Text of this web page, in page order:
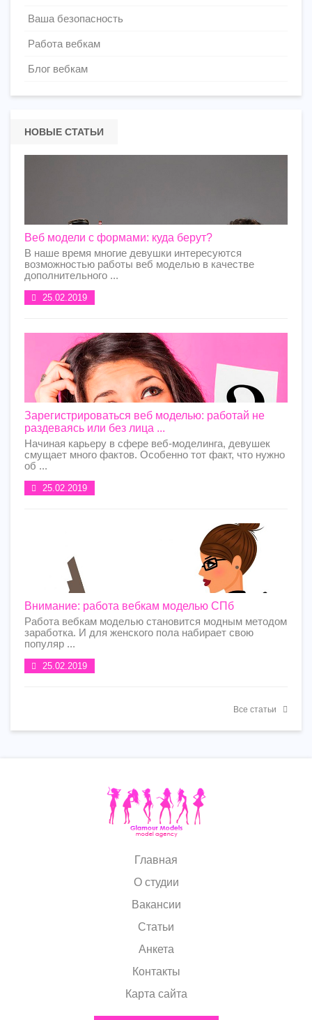
Ваша безопасность
Работа вебкам
Блог вебкам
НОВЫЕ СТАТЬИ
Веб модели с формами: куда берут?
В наше время многие девушки интересуются
возможностью работы веб моделью в качестве
дополнительного ...
25.02.2019
Зарегистрироваться веб моделью: работай не
раздеваясь или без лица ...
Начиная карьеру в сфере веб-моделинга, девушек
смущает много фактов. Особенно тот факт, что нужно
об ...
25.02.2019
Внимание: работа вебкам моделью СПб
Работа вебкам моделью становится модным методом
заработка. И для женского пола набирает свою
популяр ...
25.02.2019
Все статьи
Главная
О студии
Вакансии
Статьи
Анкета
Контакты
Карта сайта